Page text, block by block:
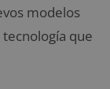
modelos
que